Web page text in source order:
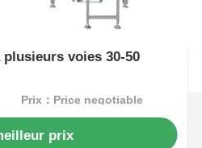
plusieurs voies 30-50
Prix：Price negotiable
prix